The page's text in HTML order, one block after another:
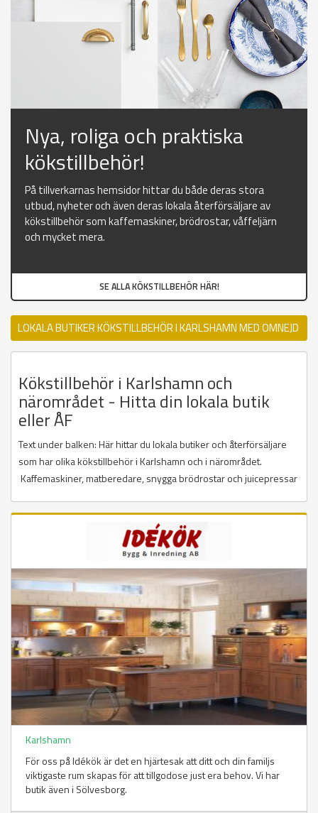
Nya, roliga och praktiska
kökstillbehör!
På tillverkarnas hemsidor hittar du både deras stora
utbud, nyheter och även deras lokala återförsäljare av
kökstillbehör som kaffemaskiner, brödrostar, våffeljärn
och mycket mera.
SE ALLA KÖKSTILLBEHÖR HÄR!
LOKALA BUTIKER KÖKSTILLBEHÖR I KARLSHAMN MED OMNEJD
Kökstillbehör i Karlshamn och
närområdet - Hitta din lokala butik
eller ÅF
Text under balken: Här hittar du lokala butiker och återförsäljare
som har olika kökstillbehör i Karlshamn och i närområdet.
Kaffemaskiner, matberedare, snygga brödrostar och juicepressar
Karlshamn
För oss på Idékök är det en hjärtesak att ditt och din familjs
viktigaste rum skapas för att tillgodose just era behov. Vi har
butik även i Sölvesborg.